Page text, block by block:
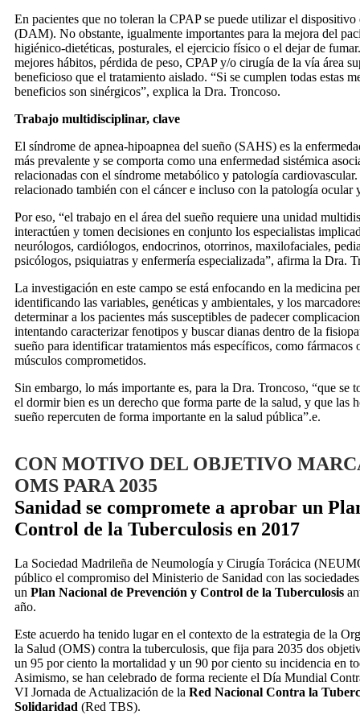
En pacientes que no toleran la CPAP se puede utilizar el
(DAM). No obstante, igualmente importantes para la mejora del
higiénico-dietéticas, posturales, el ejercicio físico o el dejar de
mejores hábitos, pérdida de peso, CPAP y/o cirugía de la vía área
beneficioso que el tratamiento aislado. “Si se cumplen todas estas
beneficios son sinérgicos”, explica la Dra. Troncoso.
Trabajo multidisciplinar, clave
El síndrome de apnea-hipoapnea del sueño (SAHS) es la
más prevalente y se comporta como una enfermedad sistémica
relacionadas con el síndrome metabólico y patología
relacionado también con el cáncer e incluso con la patología ocular
Por eso, “el trabajo en el área del sueño requiere una unidad
interactúen y tomen decisiones en conjunto los especialistas
neurólogos, cardiólogos, endocrinos, otorrinos, maxilofaciales,
psicólogos, psiquiatras y enfermería especializada”, afirma la Dra.
La investigación en este campo se está enfocando en la medicina
identificando las variables, genéticas y ambientales, y los
determinar a los pacientes más susceptibles de padecer
intentando caracterizar fenotipos y buscar dianas dentro de la
sueño para identificar tratamientos más específicos, como fármacos
músculos comprometidos.
Sin embargo, lo más importante es, para la Dra. Troncoso, “que se
el dormir bien es un derecho que forma parte de la salud, y que las
sueño repercuten de forma importante en la salud pública”.e.
CON MOTIVO DEL OBJETIVO
OMS PARA 2035
Sanidad se compromete a aprobar un
Control de la Tuberculosis en 2017
La Sociedad Madrileña de Neumología y Cirugía Torácica
público el compromiso del Ministerio de Sanidad con las
un Plan Nacional de Prevención y Control de la Tuberculosis
año.
Este acuerdo ha tenido lugar en el contexto de la estrategia de la
la Salud (OMS) contra la tuberculosis, que fija para 2035 dos
un 95 por ciento la mortalidad y un 90 por ciento su incidencia en
Asimismo, se han celebrado de forma reciente el Día Mundial
VI Jornada de Actualización de la Red Nacional Contra la
Solidaridad (Red TBS).